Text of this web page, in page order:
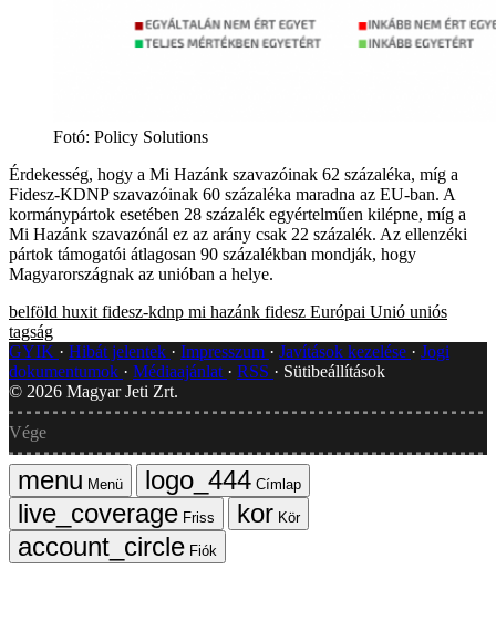
Fotó: Policy Solutions
Érdekesség, hogy a Mi Hazánk szavazóinak 62 százaléka, míg a
Fidesz-KDNP szavazóinak 60 százaléka maradna az EU-ban. A
kormánypártok esetében 28 százalék egyértelműen kilépne, míg a
Mi Hazánk szavazónál ez az arány csak 22 százalék. Az ellenzéki
pártok támogatói átlagosan 90 százalékban mondják, hogy
Magyarországnak az unióban a helye.
belföld huxit fidesz-kdnp mi hazánk fidesz Európai Unió uniós
tagság
GYIK
Hibát jelentek Impresszum Javítások kezelése
Jogi
dokumentumok
Médiaajánlat RSS
Sütibeállítások
© 2026 Magyar Jeti Zrt.
Vége
Menü
Címlap
Friss
Kör
Fiók